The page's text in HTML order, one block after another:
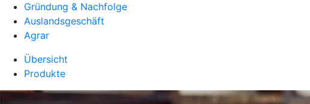
Gründung & Nachfolge
Auslandsgeschäft
Agrar
Übersicht
Produkte